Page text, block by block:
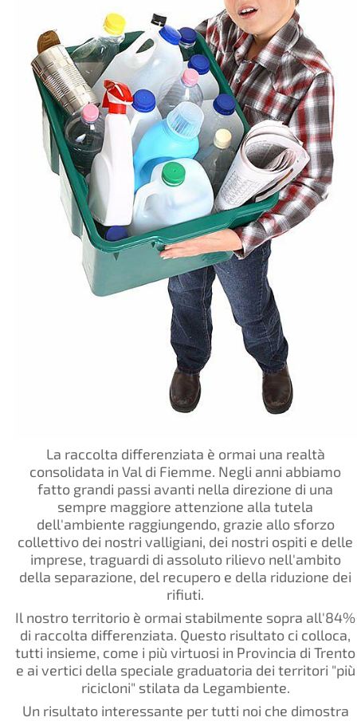
La raccolta differenziata è ormai una realtà
consolidata in Val di Fiemme. Negli anni abbiamo
fatto grandi passi avanti nella direzione di una
sempre maggiore attenzione alla tutela
dell'ambiente raggiungendo, grazie allo sforzo
collettivo dei nostri valligiani, dei nostri ospiti e delle
imprese, traguardi di assoluto rilievo nell'ambito
della separazione, del recupero e della riduzione dei
rifiuti.
Il nostro territorio è ormai stabilmente sopra all'84%
di raccolta differenziata. Questo risultato ci colloca,
tutti insieme, come i più virtuosi in Provincia di Trento
e ai vertici della speciale graduatoria dei territori "più
ricicloni" stilata da Legambiente.
Un risultato interessante per tutti noi che dimostra